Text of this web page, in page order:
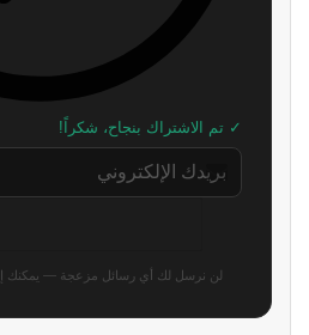
✓ تم الاشتراك بنجاح، شكراً!
لن نرسل لك أي رسائل مزعجة — يمكنك